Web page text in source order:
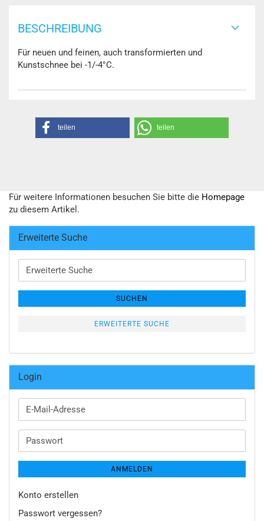
BESCHREIBUNG
Für neuen und feinen, auch transformierten und
Kunstschnee bei -1/-4°C.
teilen teilen
Für weitere Informationen besuchen Sie bitte die Homepage
zu diesem Artikel.
Erweiterte Suche
Erweiterte
Suche
SUCHEN
ERWEITERTE SUCHE
Login
E-
Mail-
Passwort
ANMELDEN
Konto erstellen
Passwort vergessen?